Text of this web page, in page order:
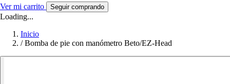
Ver mi carrito Seguir comprando
Loading...
Inicio
/ Bomba de pie con manómetro Beto/EZ-Head